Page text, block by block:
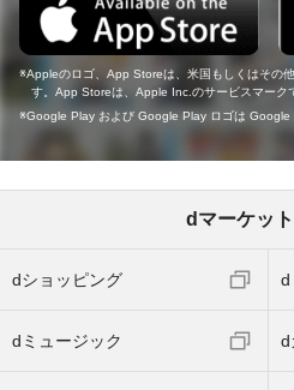
Appleのロゴ、App Storeは、米国もしくはその
す。App Storeは、Apple Inc.のサービスマーク
Google Play および Google Play ロゴは Google
dマーケッ
dショッピング d
dミュージック d